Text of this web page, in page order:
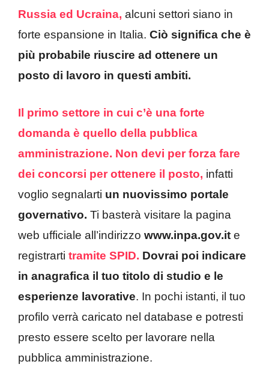
Russia ed Ucraina, alcuni settori siano in
forte espansione in Italia. Ciò significa che è
più probabile riuscire ad ottenere un
posto di lavoro in questi ambiti.
Il primo settore in cui c’è una forte
domanda è quello della pubblica
amministrazione. Non devi per forza fare
dei concorsi per ottenere il posto, infatti
voglio segnalarti un nuovissimo portale
governativo. Ti basterà visitare la pagina
web ufficiale all’indirizzo www.inpa.gov.it e
registrarti tramite SPID. Dovrai poi indicare
in anagrafica il tuo titolo di studio e le
esperienze lavorative. In pochi istanti, il tuo
profilo verrà caricato nel database e potresti
presto essere scelto per lavorare nella
pubblica amministrazione.